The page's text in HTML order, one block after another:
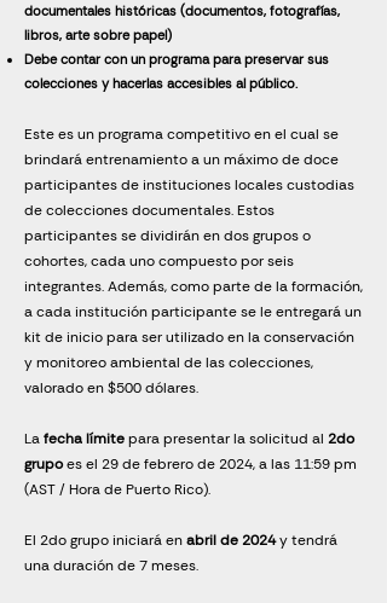
documentales históricas (documentos, fotografías,
libros, arte sobre papel)
Debe contar con un programa para preservar sus
colecciones y hacerlas accesibles al público.
Este es un programa competitivo en el cual se
brindará entrenamiento a un máximo de doce
participantes de instituciones locales custodias
de colecciones documentales. Estos
participantes se dividirán en dos grupos o
cohortes, cada uno compuesto por seis
integrantes. Además, como parte de la formación,
a cada institución participante se le entregará un
kit de inicio para ser utilizado en la conservación
y monitoreo ambiental de las colecciones,
valorado en $500 dólares.
Lafecha límitepara presentar la solicitud al 2do
grupoes el 29 de febrero de 2024, a las 11:59 pm
(AST / Hora de Puerto Rico).
El 2do grupo iniciará enabril de 2024y tendrá
una duración de 7 meses.